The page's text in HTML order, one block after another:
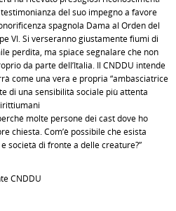
del suo impegno a favore
spagnola Dama al Orden del
VI. Si verseranno giustamente fiumi di
perdita, ma spiace segnalare che non
da parte dell’Italia. Il CNDDU intende
come una vera e propria “ambasciatrice
di una sensibilità sociale più attenta
molte persone dei cast dove ho
chiesta. Com’è possibile che esista
società di fronte a delle creature?”
CNDDU